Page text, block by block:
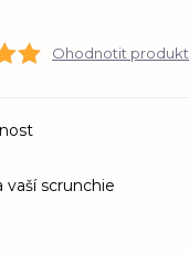
Ohodnotit produkt
vaší scrunchie